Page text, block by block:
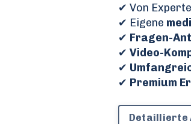
✔ Von
✔ Eigene
✔ Fragen-
✔ Video-
✔
✔ Premium
Detaillierte